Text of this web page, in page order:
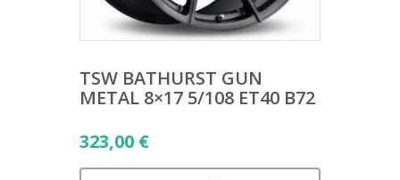
TSW BATHURST GUN
METAL 8×17 5/108 ET40 B72
323,00 €